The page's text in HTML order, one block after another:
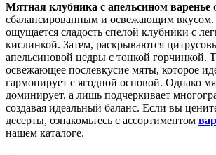
Мятная клубника с апельсином варенье
сбалансированным и освежающим
ощущается сладость спелой клубники с
кислинкой. Затем, раскрываются
апельсиновой цедры с тонкой горчинкой.
освежающее послевкусие мяты, которое
гармонирует с ягодной основой. Однако
доминирует, а лишь подчеркивает
создавая идеальный баланс. Если вы
десерты, ознакомьтесь с ассортиментом
нашем каталоге.